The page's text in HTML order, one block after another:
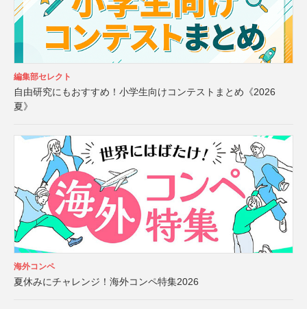
編集部セレクト
自由研究にもおすすめ！小学生向けコンテストまとめ《2026
夏》
海外コンペ
夏休みにチャレンジ！海外コンペ特集2026